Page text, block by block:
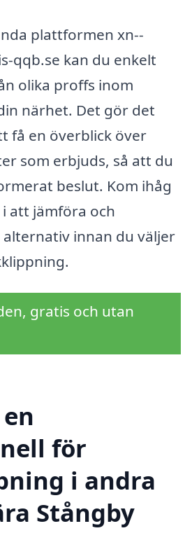
plattformen xn--
qqb.se kan du enkelt
olika proffs inom
närhet. Det gör det
få en överblick över
som erbjuds, så att du
beslut. Kom ihåg
att jämföra och
innan du väljer
gratis och utan
för
i andra
Stångby